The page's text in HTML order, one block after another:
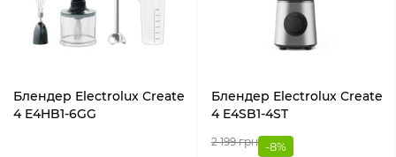
Блендер Electrolux Create
4 E4HB1-6GG
Блендер Electrolux Create
4 E4SB1-4ST
2 199 грн -8%